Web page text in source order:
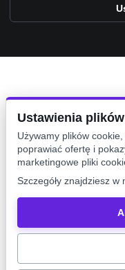
Ustawienia
Używamy plików
poprawiać ofertę i
marketingowe pliki
Szczegóły znajdziesz w